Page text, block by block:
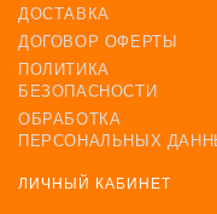
ДОСТАВКА
ДОГОВОР ОФЕРТЫ
ПОЛИТИКА
БЕЗОПАСНОСТИ
ОБРАБОТКА
ПЕРСОНАЛЬНЫХ
ЛИЧНЫЙ КАБИНЕТ